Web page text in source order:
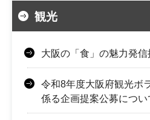
観光
大阪の「食」の魅力発信
令和8年度大阪府観光ボ
係る企画提案公募につい